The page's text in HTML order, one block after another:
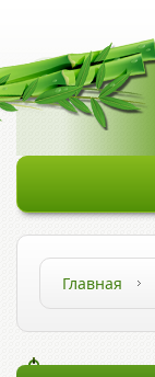
Главная